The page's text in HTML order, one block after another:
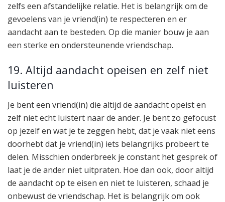
zelfs een afstandelijke relatie. Het is belangrijk om de
gevoelens van je vriend(in) te respecteren en er
aandacht aan te besteden. Op die manier bouw je aan
een sterke en ondersteunende vriendschap.
19. Altijd aandacht opeisen en zelf niet
luisteren
Je bent een vriend(in) die altijd de aandacht opeist en
zelf niet echt luistert naar de ander. Je bent zo gefocust
op jezelf en wat je te zeggen hebt, dat je vaak niet eens
doorhebt dat je vriend(in) iets belangrijks probeert te
delen. Misschien onderbreek je constant het gesprek of
laat je de ander niet uitpraten. Hoe dan ook, door altijd
de aandacht op te eisen en niet te luisteren, schaad je
onbewust de vriendschap. Het is belangrijk om ook